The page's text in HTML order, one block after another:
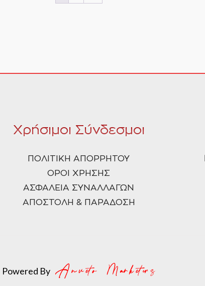
Χρήσιμοι Σύνδεσμοι
ΠΟΛΙΤΙΚΗ ΑΠΟΡΡΗΤΟΥ
ΟΡΟΙ ΧΡΗΣΗΣ
ΑΣΦΑΛΕΙΑ ΣΥΝΑΛΛΑΓΩΝ
ΑΠΟΣΤΟΛΗ & ΠΑΡΑΔΟΣΗ
Powered By